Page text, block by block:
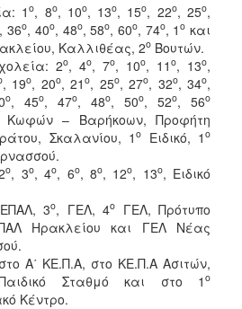
1ο, 8ο, 10ο, 13ο, 15ο, 22ο, 25ο,
, 36ο, 40ο, 48ο, 58ο, 60ο, 74ο, 1ο και
Καλλιθέας, 2ο Βουτών.
2ο, 4ο, 7ο, 10ο, 11 ο, 13ο,
, 19ο, 20ο, 21ο, 25ο, 27ο, 32ο, 34ο,
ο, 45ο, 47ο, 48ο, 50ο, 52ο, 56ο
Κωφών – Βαρήκοων, Προφήτη
Σκαλανίου, 1ο Ειδικό, 1ο
ο, 3ο, 4ο, 6ο, 8ο, 12ο, 13ο, Ειδικό
ΕΠΑΛ, 3ο, ΓΕΛ, 4ο
ΓΕΛ, Πρότυπο
Ηρακλείου και ΓΕΛ Νέας
Α΄ ΚΕ.Π.Α, στο ΚΕ.Π.Α Ασιτών,
Σταθμό και στο 1 ο
Κέντρο.